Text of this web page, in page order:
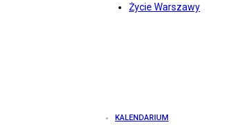
Życie Warszawy
KALENDARIUM